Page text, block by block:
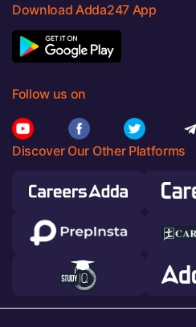
Download Adda247 App
Follow us on
Discover Our Other Platforms